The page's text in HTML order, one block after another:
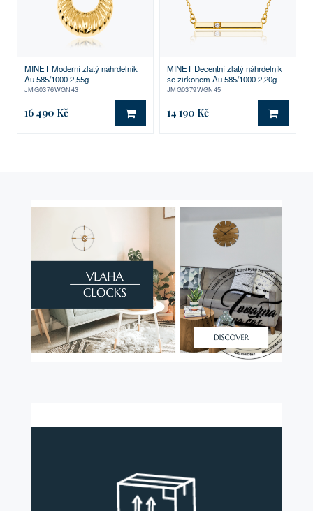
MINET Moderní zlatý náhrdelník
Au 585/1000 2,55g
JMG0376WGN43
16 490 Kč DO KOŠÍKU
MINET Decentní zlatý náhrdelník
se zirkonem Au 585/1000 2,20g
JMG0379WGN45
14 190 Kč DO